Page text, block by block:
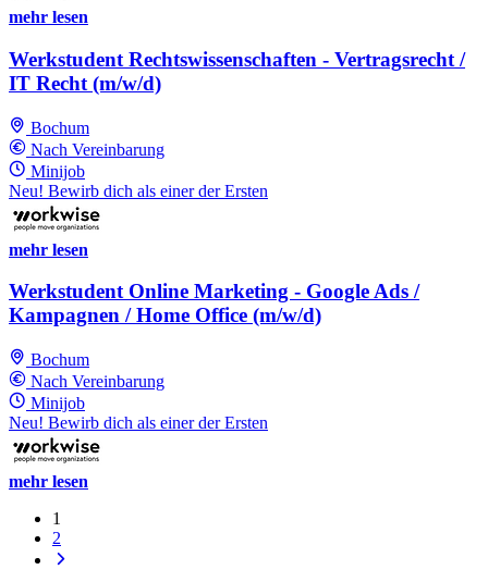
mehr lesen
Werkstudent Rechtswissenschaften - Vertragsrecht /
IT Recht (m/w/d)
Bochum
Nach Vereinbarung
Minijob
Neu! Bewirb dich als einer der Ersten
mehr lesen
Werkstudent Online Marketing - Google Ads /
Kampagnen / Home Office (m/w/d)
Bochum
Nach Vereinbarung
Minijob
Neu! Bewirb dich als einer der Ersten
mehr lesen
1
2